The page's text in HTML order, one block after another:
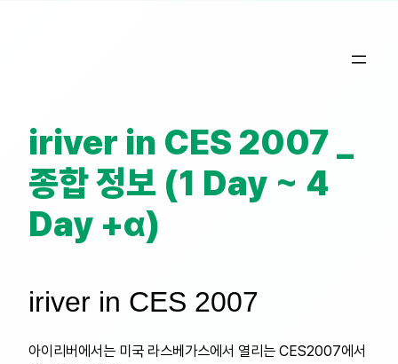
iriver in CES 2007 _
종합 정보 (1 Day ~ 4
Day +α)
iriver in CES 2007
아이리버에서는 미국 라스베가스에서 열리는 CES2007에서